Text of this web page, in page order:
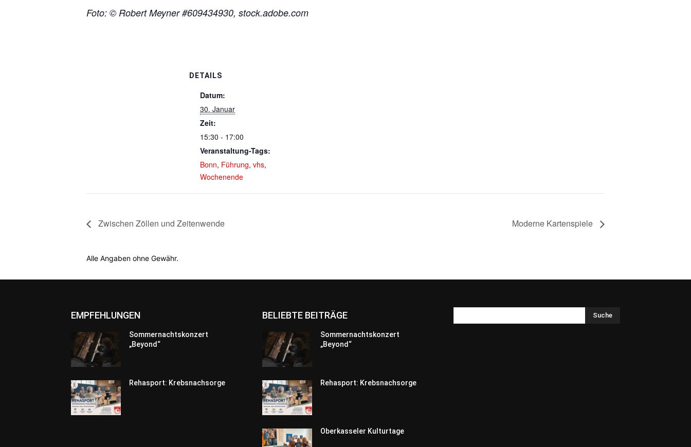
Foto: © Robert Meyner #609434930, stock.adobe.com
DETAILS
Datum:
30. Januar
Zeit:
15:30 - 17:00
Veranstaltung-Tags:
Bonn, Führung, vhs,
Wochenende
Zwischen Zöllen und Zeitenwende Moderne Kartenspiele
Alle Angaben ohne Gewähr.
EMPFEHLUNGEN
Sommernachtskonzert
„Beyond“
Rehasport: Krebsnachsorge
BELIEBTE BEITRÄGE
Sommernachtskonzert
„Beyond“
Rehasport: Krebsnachsorge
Oberkasseler Kulturtage
Suche